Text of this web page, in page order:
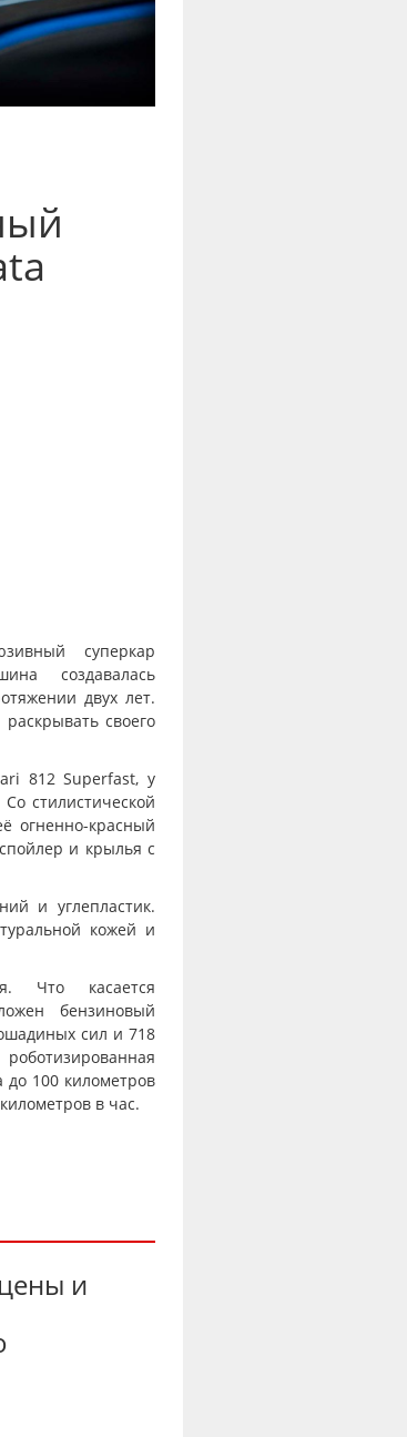
суперкар
создавалась
двух лет.
своего
812 Superfast, у
стилистической
огненно-красный
и крылья с
и углепластик.
кожей и
Что касается
бензиновый
сил и 718
до 100 километров
в час.
и